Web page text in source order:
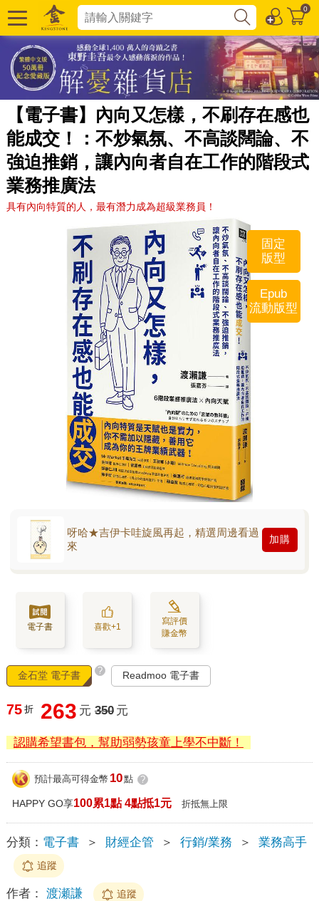
0
【電子書】內向又怎樣，不刷存在感也
能成交！：不炒氣氛、不高談闊論、不
強迫推銷，讓內向者自在工作的階段式
業務推廣法
具有內向特質的人，最有潛力成為超級業務員！
固定
版型
Epub
流動版型
呀哈★吉伊卡哇旋風再起，精選周邊看過
來
加購
電子書 喜歡+1
寫評價
賺金幣
金石堂 電子書 ? Readmoo 電子書
75 折 263 元 350 元
認購希望書包，幫助弱勢孩童上學不中斷！
預計最高可得金幣 10點 ?
HAPPY GO享100累1點 4點抵1元 折抵無上限
分類： 電子書 ＞ 財經企管 ＞ 行銷/業務 ＞ 業務高手
追蹤
作者： 渡瀬謙 追蹤